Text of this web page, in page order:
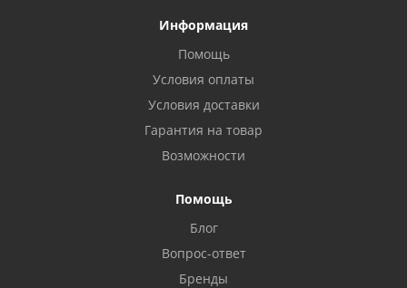
Информация
Помощь
Условия оплаты
Условия доставки
Гарантия на товар
Возможности
Помощь
Блог
Вопрос-ответ
Бренды